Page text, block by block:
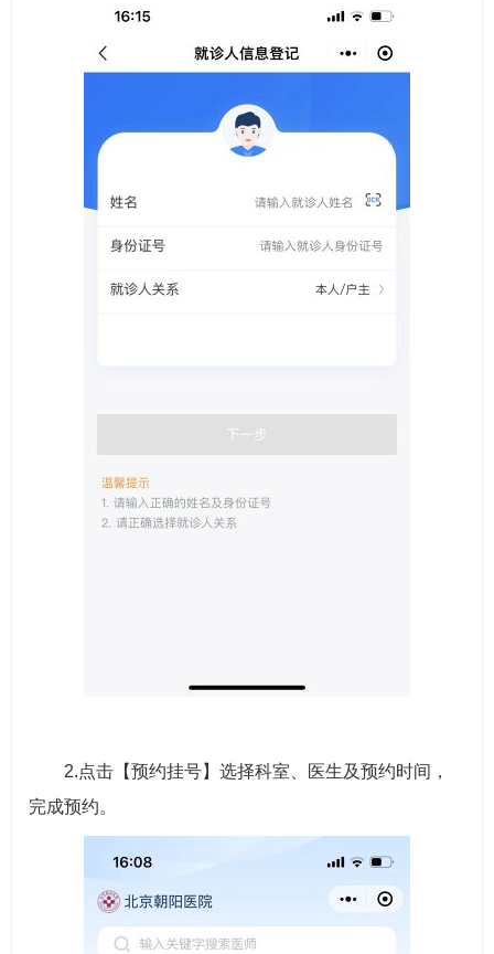
2.点击【预约挂号】选择科室、医生及预约时间，
完成预约。